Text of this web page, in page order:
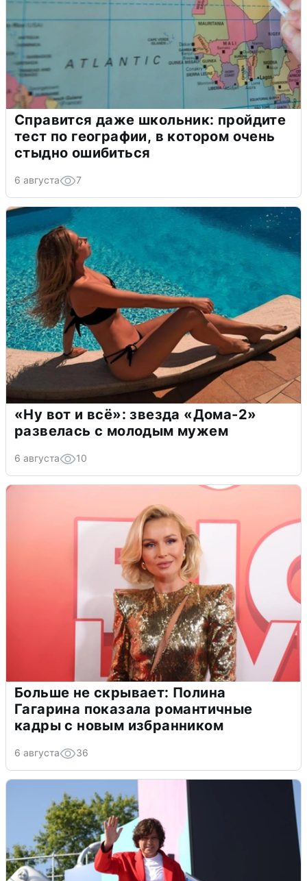
Справится даже школьник: пройдите
тест по географии, в котором очень
стыдно ошибиться
6 августа 7
«Ну вот и всё»: звезда «Дома-2»
развелась с молодым мужем
6 августа 10
Больше не скрывает: Полина
Гагарина показала романтичные
кадры с новым избранником
6 августа 36